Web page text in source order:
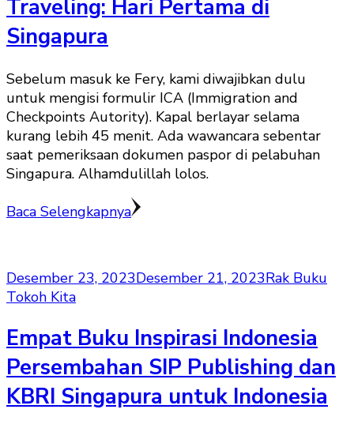
Traveling: Hari Pertama di
Singapura
Sebelum masuk ke Fery, kami diwajibkan dulu
untuk mengisi formulir ICA (Immigration and
Checkpoints Autority). Kapal berlayar selama
kurang lebih 45 menit. Ada wawancara sebentar
saat pemeriksaan dokumen paspor di pelabuhan
Singapura. Alhamdulillah lolos.
Baca Selengkapnya
Desember 23, 2023Desember 21, 2023Rak Buku
Tokoh Kita
Empat Buku Inspirasi Indonesia
Persembahan SIP Publishing dan
KBRI Singapura untuk Indonesia